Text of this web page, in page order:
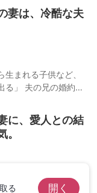
る 開く
裏切
引き裂か
にある、魂の救済の
やく狼狽し始め
。そして、あいつを
私が何
と思っていた。 彼
たことなど、知る
、冷たい東京湾の底
に川辺家に媚びへ
。そして、たった
た最愛の娘、果穂
のように駆け巡る記
た。 「もし来世があ
で血の代償を払わせ
った。 「――この騒
については、本日
処分とする」 教師
。"
妻は、冷酷な夫
生まれる子供など、
る」 夫の兄の婚約者
ったと狂乱する夫の
切聞かず、私を極寒
文で追放した。 そ
の命が宿っている
私のカードを止め、
消し去り、私の退路
込
に、愛人との結
妻が受け取ったのは